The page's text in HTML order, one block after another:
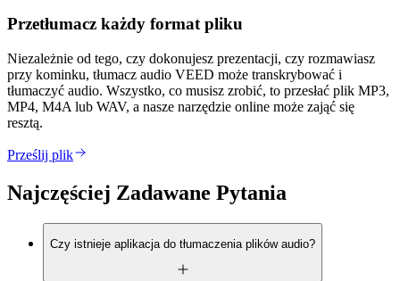
Przetłumacz każdy format pliku
Niezależnie od tego, czy dokonujesz prezentacji, czy rozmawiasz
przy kominku, tłumacz audio VEED może transkrybować i
tłumaczyć audio. Wszystko, co musisz zrobić, to przesłać plik MP3,
MP4, M4A lub WAV, a nasze narzędzie online może zająć się
resztą.
Prześlij plik
Najczęściej Zadawane Pytania
Czy istnieje aplikacja do tłumaczenia plików audio?